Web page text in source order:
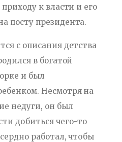
к власти и его
посту президента.
с описания детства
в богатой
и был
Несмотря на
недуги, он был
добиться чего-то
работал, чтобы